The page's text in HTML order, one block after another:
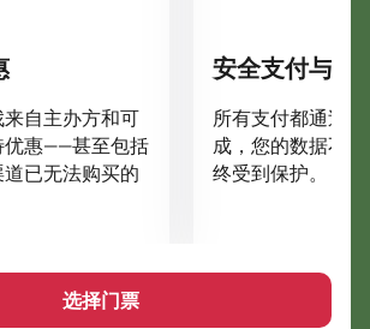
以在令人惊叹的马戏表演“可能是一个
”中确认这一点。 真正的新年魔术将在
举行
年 12 月 16 日到 2022 年 1 月 30 日。
观众准备一场色彩缤纷、引人入胜的表
戏技巧、专业的表演和别致的音乐将融
生多年前写下的《可能不可思议的故
色彩。 在这里，杂技演员、杂耍演
自主办方和可
优惠——甚至包括
已无法购买的
安全支付与数
所有支付都通过
成，您的数据不
终受到保护。
选择门票